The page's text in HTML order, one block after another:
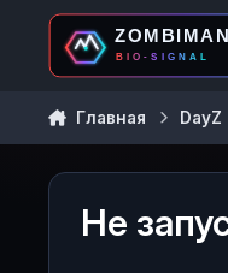
Перейти к содержанию
Главная DayZ
Не